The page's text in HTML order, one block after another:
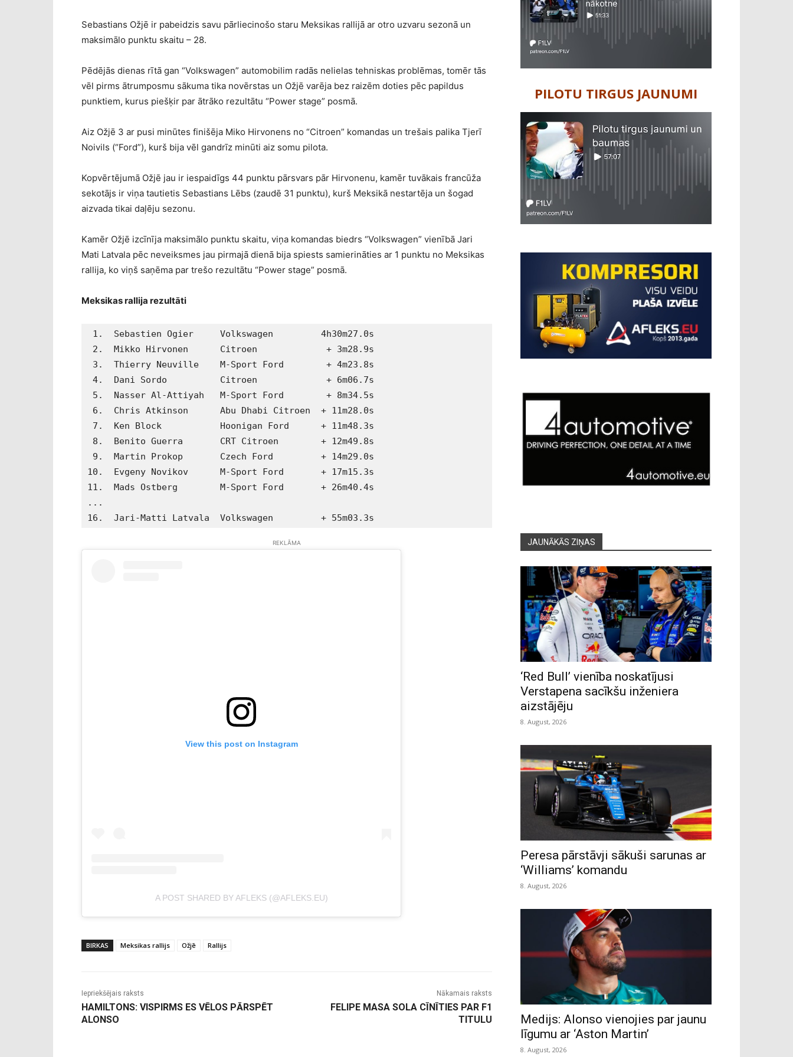
Sebastians Ožjē ir pabeidzis savu pārliecinošo staru Meksikas rallijā ar otro uzvaru sezonā un
maksimālo punktu skaitu – 28.
Pēdējās dienas rītā gan “Volkswagen” automobilim radās nelielas tehniskas problēmas, tomēr tās
vēl pirms ātrumposmu sākuma tika novērstas un Ožjē varēja bez raizēm doties pēc papildus
punktiem, kurus piešķir par ātrāko rezultātu “Power stage” posmā.
Aiz Ožjē 3 ar pusi minūtes finišēja Miko Hirvonens no “Citroen” komandas un trešais palika Tjerī
Noivils (“Ford”), kurš bija vēl gandrīz minūti aiz somu pilota.
Kopvērtējumā Ožjē jau ir iespaidīgs 44 punktu pārsvars pār Hirvonenu, kamēr tuvākais francūža
sekotājs ir viņa tautietis Sebastians Lēbs (zaudē 31 punktu), kurš Meksikā nestartēja un šogad
aizvada tikai daļēju sezonu.
Kamēr Ožjē izcīnīja maksimālo punktu skaitu, viņa komandas biedrs “Volkswagen” vienībā Jari
Mati Latvala pēc neveiksmes jau pirmajā dienā bija spiests samierināties ar 1 punktu no Meksikas
rallija, ko viņš saņēma par trešo rezultātu “Power stage” posmā.
Meksikas rallija rezultāti
1.  Sebastien Ogier     Volkswagen         4h30m27.0s
2.  Mikko Hirvonen      Citroen             + 3m28.9s
3.  Thierry Neuville    M-Sport Ford        + 4m23.8s
4.  Dani Sordo          Citroen             + 6m06.7s
5.  Nasser Al-Attiyah   M-Sport Ford        + 8m34.5s
6.  Chris Atkinson      Abu Dhabi Citroen  + 11m28.0s
7.  Ken Block           Hoonigan Ford      + 11m48.3s
8.  Benito Guerra       CRT Citroen        + 12m49.8s
9.  Martin Prokop       Czech Ford         + 14m29.0s
10.  Evgeny Novikov      M-Sport Ford       + 17m15.3s
11.  Mads Ostberg        M-Sport Ford       + 26m40.4s
...
16.  Jari-Matti Latvala  Volkswagen         + 55m03.3s
REKLĀMA
View this post on Instagram
A POST SHARED BY AFLEKS (@AFLEKS.EU)
BIRKAS Meksikas rallijs Ožjē Rallijs
Iepriekšējais raksts
HAMILTONS: VISPIRMS ES VĒLOS PĀRSPĒT
ALONSO
Nākamais raksts
FELIPE MASA SOLA CĪNĪTIES PAR F1
TITULU
PILOTU TIRGUS JAUNUMI
JAUNĀKĀS ZIŅAS
‘Red Bull’ vienība noskatījusi
Verstapena sacīkšu inženiera
aizstājēju
8. August, 2026
Peresa pārstāvji sākuši sarunas ar
‘Williams’ komandu
8. August, 2026
Medijs: Alonso vienojies par jaunu
līgumu ar ‘Aston Martin’
8. August, 2026